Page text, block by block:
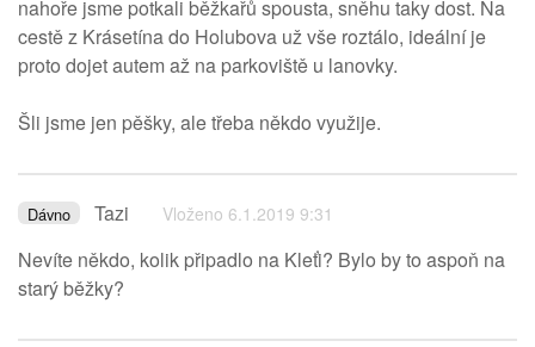
nahoře jsme potkali běžkařů spousta, sněhu taky dost. Na
cestě z Krásetína do Holubova už vše roztálo, ideální je
proto dojet autem až na parkoviště u lanovky.
Šli jsme jen pěšky, ale třeba někdo využije.
Dávno Tazi Vloženo 6.1.2019 9:31
Nevíte někdo, kolik připadlo na Kleťi? Bylo by to aspoň na
starý běžky?